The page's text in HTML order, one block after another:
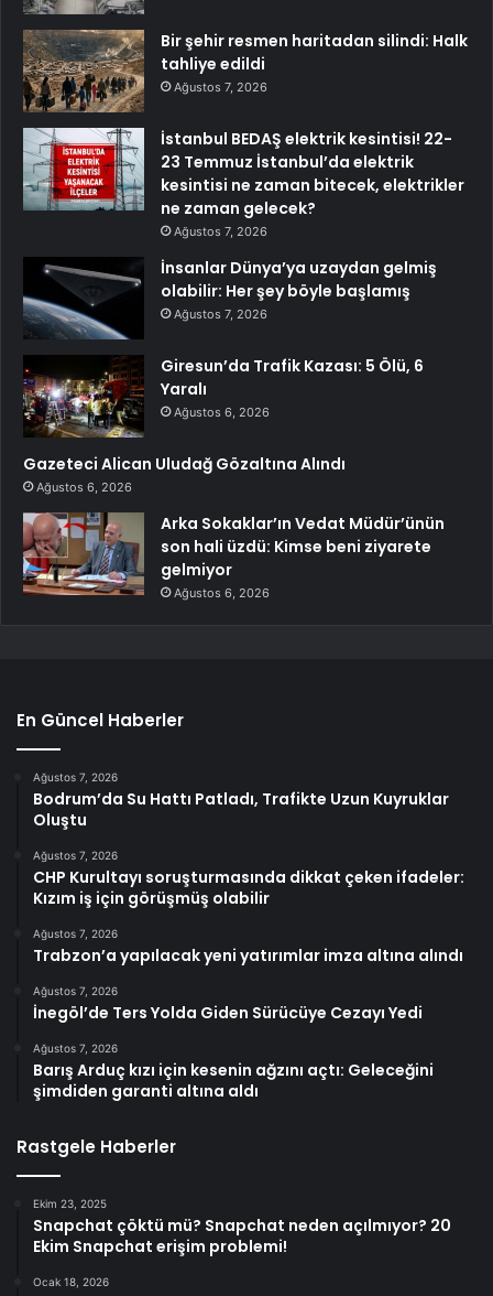
Bir şehir resmen haritadan silindi: Halk
tahliye edildi
Ağustos 7, 2026
İstanbul BEDAŞ elektrik kesintisi! 22-
23 Temmuz İstanbul’da elektrik
kesintisi ne zaman bitecek, elektrikler
ne zaman gelecek?
Ağustos 7, 2026
İnsanlar Dünya’ya uzaydan gelmiş
olabilir: Her şey böyle başlamış
Ağustos 7, 2026
Giresun’da Trafik Kazası: 5 Ölü, 6
Yaralı
Ağustos 6, 2026
Gazeteci Alican Uludağ Gözaltına Alındı
Ağustos 6, 2026
Arka Sokaklar’ın Vedat Müdür’ünün
son hali üzdü: Kimse beni ziyarete
gelmiyor
Ağustos 6, 2026
En Güncel Haberler
Ağustos 7, 2026
Bodrum’da Su Hattı Patladı, Trafikte Uzun Kuyruklar
Oluştu
Ağustos 7, 2026
CHP Kurultayı soruşturmasında dikkat çeken ifadeler:
Kızım iş için görüşmüş olabilir
Ağustos 7, 2026
Trabzon’a yapılacak yeni yatırımlar imza altına alındı
Ağustos 7, 2026
İnegöl’de Ters Yolda Giden Sürücüye Cezayı Yedi
Ağustos 7, 2026
Barış Arduç kızı için kesenin ağzını açtı: Geleceğini
şimdiden garanti altına aldı
Rastgele Haberler
Ekim 23, 2025
Snapchat çöktü mü? Snapchat neden açılmıyor? 20
Ekim Snapchat erişim problemi!
Ocak 18, 2026